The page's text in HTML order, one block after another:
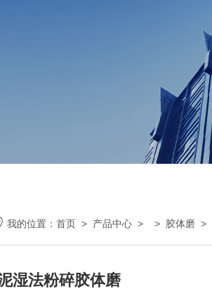
我的位置： 首页 > 产品中心 > > 胶体磨 >
湿法粉碎胶体磨